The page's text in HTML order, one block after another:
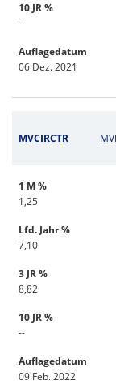
10 JR %
--
Auflagedatum
06 Dez. 2021
MVCIRCTR
1 M %
1,25
Lfd. Jahr %
7,10
3 JR %
8,82
10 JR %
--
Auflagedatum
09 Feb. 2022